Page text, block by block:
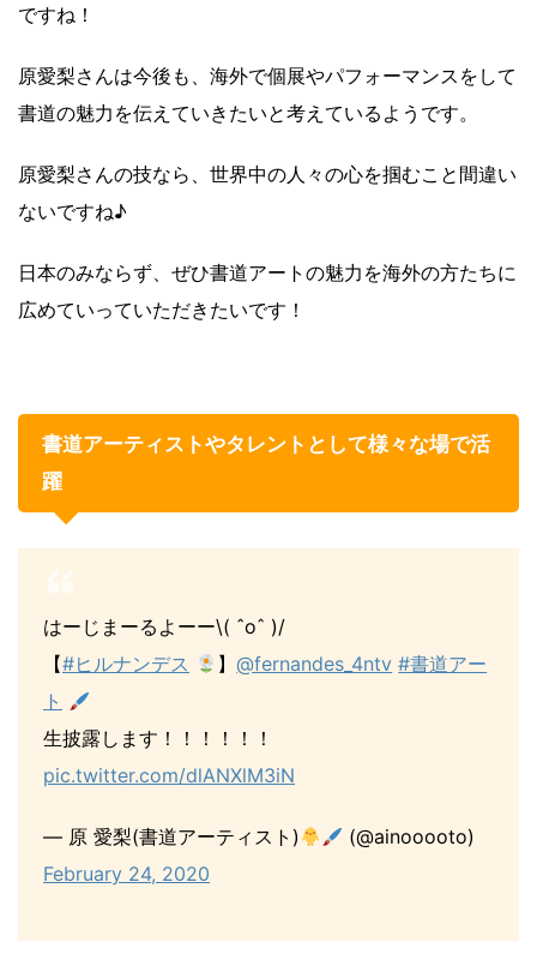
ですね！
原愛梨さんは今後も、海外で個展やパフォーマンスをして
書道の魅力を伝えていきたいと考えているようです。
原愛梨さんの技なら、世界中の人々の心を掴むこと間違い
ないですね♪
日本のみならず、ぜひ書道アートの魅力を海外の方たちに
広めていっていただきたいです！
書道アーティストやタレントとして様々な場で活
躍
はーじまーるよーー\( ˆoˆ )/
【#ヒルナンデス 】@fernandes_4ntv #書道アー
ト
生披露します！！！！！！
pic.twitter.com/dlANXlM3iN
— 原 愛梨(書道アーティスト)
(@ainooooto)
February 24, 2020